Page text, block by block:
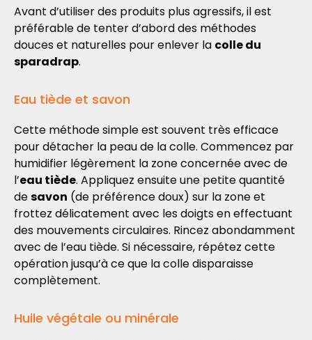
Avant d’utiliser des produits plus agressifs, il est
préférable de tenter d’abord des méthodes
douces et naturelles pour enlever la colle du
sparadrap.
Eau tiède et savon
Cette méthode simple est souvent très efficace
pour détacher la peau de la colle. Commencez par
humidifier légèrement la zone concernée avec de
l’eau tiède. Appliquez ensuite une petite quantité
desavon (de préférence doux) sur la zone et
frottez délicatement avec les doigts en effectuant
des mouvements circulaires. Rincez abondamment
avec de l’eau tiède. Si nécessaire, répétez cette
opération jusqu’à ce que la colle disparaisse
complètement.
Huile végétale ou minérale